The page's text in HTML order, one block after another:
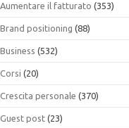
Aumentare il fatturato (353)
Brand positioning (88)
Business (532)
Corsi (20)
Crescita personale (370)
Guest post (23)